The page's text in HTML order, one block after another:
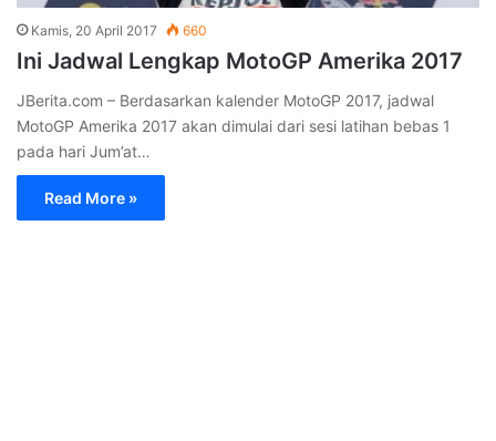
Kamis, 20 April 2017 660
Ini Jadwal Lengkap MotoGP Amerika 2017
JBerita.com – Berdasarkan kalender MotoGP 2017, jadwal
MotoGP Amerika 2017 akan dimulai dari sesi latihan bebas 1
pada hari Jum’at…
Read More »